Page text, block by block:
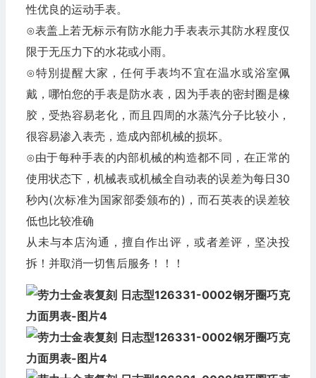
性优良的运动手表。
⊙表盖上若无标示有防水能力手表表示其防水程度仅
限于无压力下的水花或小雨。
⊙特別提醒大家，任何手表均不宜在温水或浴室佩
戴，哪怕您的手表是防水表，因为手表的密封圈是橡
胶，受热容易老化，而且四周的水蒸汽分子比较小，
很容易渗入表壳，造成內部机械的损坏。
⊙由于每种手表的内部机械的构造都不同，在正常的
使用状态下，机械表或机械全自动表的误差为每日30
秒內(次标准为国家部委颁布的)，而石英表的误差较
低也比较准确
从未与本店沟通，擅自作出评，或者差评，坚决投
拆！并取消一切售后服务！！！